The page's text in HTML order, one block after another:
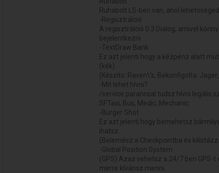
Ruhabolt LS-ben van, ahol
-Regisztrálció
A regisztrálció 0.3 Dialog, amivel
bejelentkezni.
-TextDraw Bank
Ez azt jelenti hogy a kézpénz alatt
(kék)
(Készíto: Raven\'s, Bekonfigolta:
-Mit lehet hívni?
/service parancsal tudsz hívni legális
SFTaxi, Bus, Medic, Mechanic
-Burger Shot
Ez azt jelenti hogy bemehetsz
ihatsz.
(Belemész a Checkpointba és
-Global Position System
(GPS) Azaz vehetsz a 24/7 ben
merre kívánsz menni.